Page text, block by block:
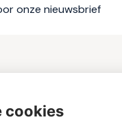
onze nieuwsbrief